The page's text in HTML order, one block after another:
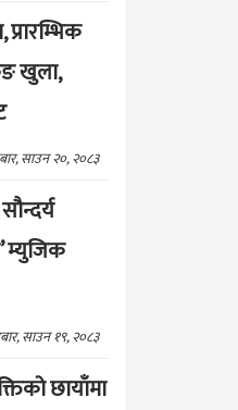
खुला,
साउन २०, २०८३
म्युजिक
साउन १९, २०८३
छायाँमा